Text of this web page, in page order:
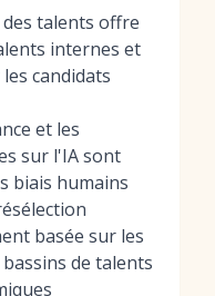
talents offre
internes et
candidats
et les
sur l'IA sont
biais humains
basée sur les
de talents